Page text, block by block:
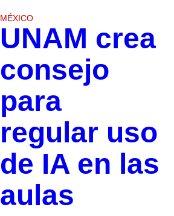
MÉXICO
UNAM crea
consejo
para
regular uso
de IA en las
aulas